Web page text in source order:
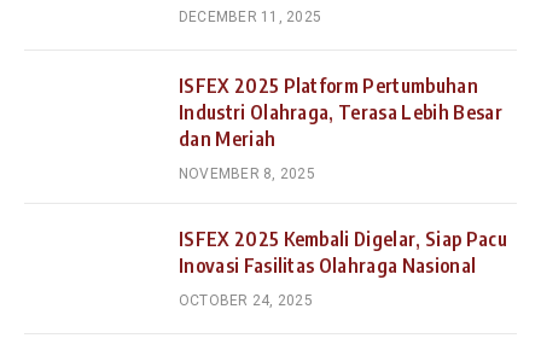
DECEMBER 11, 2025
ISFEX 2025 Platform Pertumbuhan
Industri Olahraga, Terasa Lebih Besar
dan Meriah
NOVEMBER 8, 2025
ISFEX 2025 Kembali Digelar, Siap Pacu
Inovasi Fasilitas Olahraga Nasional
OCTOBER 24, 2025